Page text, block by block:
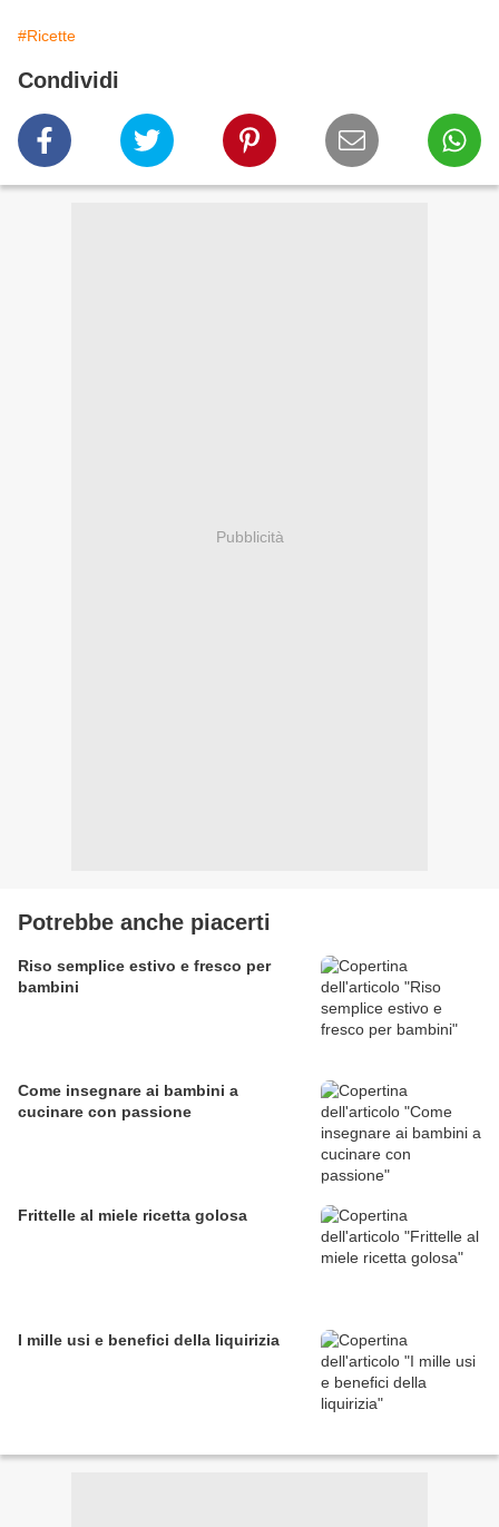
#Ricette
Condividi
Pubblicità
Potrebbe anche piacerti
Riso semplice estivo e fresco per
bambini
Come insegnare ai bambini a
cucinare con passione
Frittelle al miele ricetta golosa
I mille usi e benefici della liquirizia